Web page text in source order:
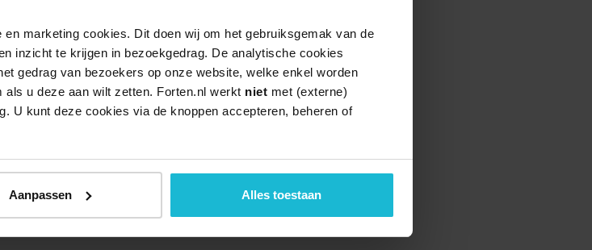
marketing cookies. Dit doen wij om het gebruiksgemak van de
inzicht te krijgen in bezoekgedrag. De analytische cookies
gedrag van bezoekers op onze website, welke enkel worden
u deze aan wilt zetten. Forten.nl werkt niet met (externe)
U kunt deze cookies via de knoppen accepteren, beheren of
Aanpassen Alles toestaan
Forten.nl wordt ondersteund door de